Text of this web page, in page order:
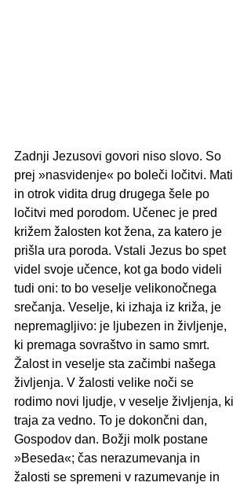
Zadnji Jezusovi govori niso slovo. So
prej »nasvidenje« po boleči ločitvi. Mati
in otrok vidita drug drugega šele po
ločitvi med porodom. Učenec je pred
križem žalosten kot žena, za katero je
prišla ura poroda. Vstali Jezus bo spet
videl svoje učence, kot ga bodo videli
tudi oni: to bo veselje velikonočnega
srečanja. Veselje, ki izhaja iz križa, je
nepremagljivo: je ljubezen in življenje,
ki premaga sovraštvo in samo smrt.
Žalost in veselje sta začimbi našega
življenja. V žalosti velike noči se
rodimo novi ljudje, v veselje življenja, ki
traja za vedno. To je dokončni dan,
Gospodov dan. Božji molk postane
»Beseda«; čas nerazumevanja in
žalosti se spremeni v razumevanje in